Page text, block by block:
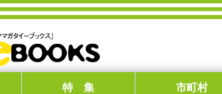
特 集 市町村